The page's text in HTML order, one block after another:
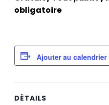
obligatoire
Ajouter au calendrier
DÉTAILS